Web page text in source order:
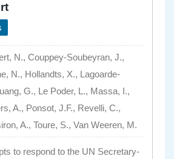
N., Couppey-Soubeyran, J.,
N., Hollandts, X., Lagoarde-
G., Le Poder, L., Massa, I.,
A., Ponsot, J.F., Revelli, C.,
A., Toure, S., Van Weeren, M.
to respond to the UN Secretary-